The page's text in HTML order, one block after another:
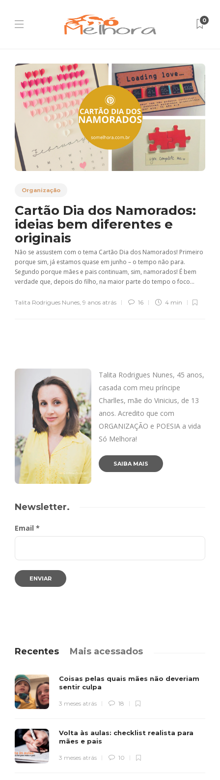
0
Organização
Cartão Dia dos Namorados:
ideias bem diferentes e
originais
Não se assustem com o tema Cartão Dia dos Namorados! Primeiro
porque sim, já estamos quase em junho – o tempo não para.
Segundo porque mães e pais continuam, sim, namorados! É bem
verdade que, depois do filho, na maior parte do tempo o foco...
Talita Rodrigues Nunes, 9 anos atrás 16 4 min
Talita Rodrigues Nunes, 45 anos,
casada com meu príncipe
Charlles, mãe do Vinicius, de 13
anos. Acredito que com
ORGANIZAÇÃO e POESIA a vida
Só Melhora!
SAIBA MAIS
Newsletter.
Email *
Recentes Mais acessados
Coisas pelas quais mães não deveriam
sentir culpa
3 meses atrás 18
Volta às aulas: checklist realista para
mães e pais
3 meses atrás 10